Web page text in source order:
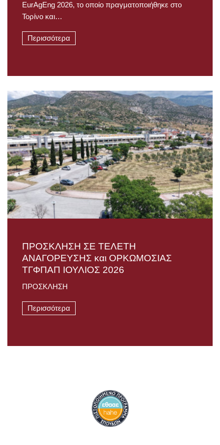
EurAgEng 2026, το οποίο πραγματοποιήθηκε στο
Τορίνο και…
Περισσότερα
ΠΡΟΣΚΛΗΣΗ ΣΕ ΤΕΛΕΤΗ
AΝΑΓΟΡΕΥΣΗΣ και ΟΡΚΩΜΟΣΙΑΣ
TΓΦΠΑΠ ΙΟΥΛΙΟΣ 2026
ΠΡΟΣΚΛΗΣΗ
Περισσότερα